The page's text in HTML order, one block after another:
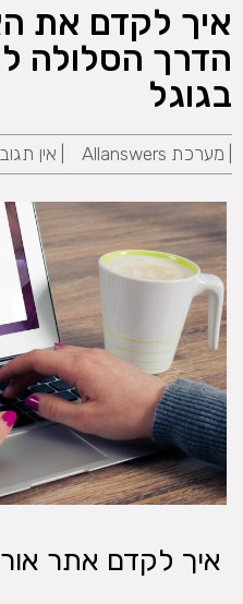
איך לקדם את
הדרך הסלולה
בגוגל
מערכת Allanswers אין
איך לקדם אתר